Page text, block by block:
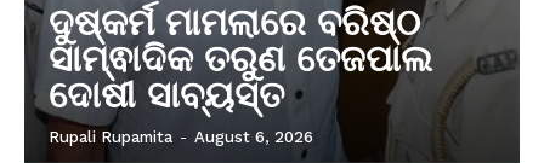
ଦୁଷ୍କର୍ମ ମାମଲାରେ ବରିଷ୍ଠ
ସାମ୍ଵାଦିକ ତରୁଣ ତେଜପାଲ
ଦୋଷୀ ସାବ୍ୟସ୍ତ
Rupali Rupamita - August 6, 2026